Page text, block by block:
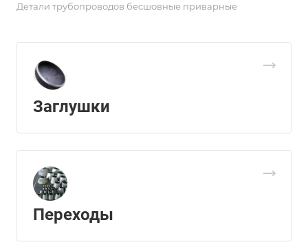
Детали трубопроводов бесшовные приварные
Заглушки
Переходы